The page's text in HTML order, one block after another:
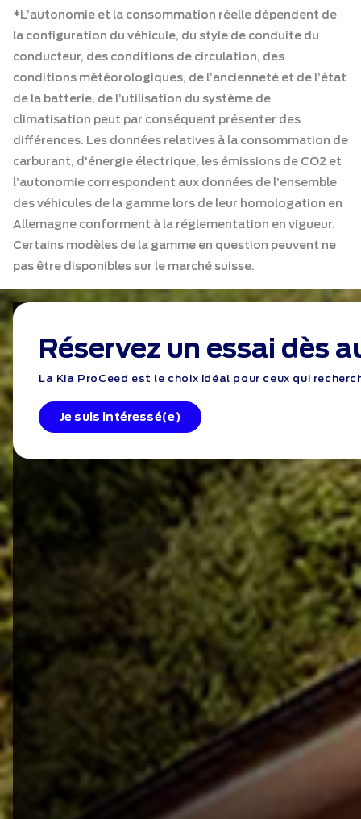
*L’autonomie et la consommation réelle dépendent de
la configuration du véhicule, du style de conduite du
conducteur, des conditions de circulation, des
conditions météorologiques, de l’ancienneté et de l’état
de la batterie, de l’utilisation du système de
climatisation peut par conséquent présenter des
différences. Les données relatives à la consommation de
carburant, d'énergie électrique, les émissions de CO2 et
l’autonomie correspondent aux données de l’ensemble
des véhicules de la gamme lors de leur homologation en
Allemagne conforment à la réglementation en vigueur.
Certains modèles de la gamme en question peuvent ne
pas être disponibles sur le marché suisse.
Réservez un essai dès
La Kia ProCeed est le choix idéal pour ceux qui
Je suis intéressé(e)